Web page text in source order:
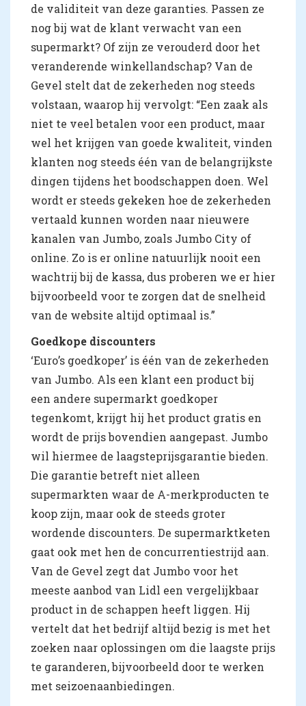
de validiteit van deze garanties. Passen ze
nog bij wat de klant verwacht van een
supermarkt? Of zijn ze verouderd door het
veranderende winkellandschap? Van de
Gevel stelt dat de zekerheden nog steeds
volstaan, waarop hij vervolgt: “Een zaak als
niet te veel betalen voor een product, maar
wel het krijgen van goede kwaliteit, vinden
klanten nog steeds één van de belangrijkste
dingen tijdens het boodschappen doen. Wel
wordt er steeds gekeken hoe de zekerheden
vertaald kunnen worden naar nieuwere
kanalen van Jumbo, zoals Jumbo City of
online. Zo is er online natuurlijk nooit een
wachtrij bij de kassa, dus proberen we er hier
bijvoorbeeld voor te zorgen dat de snelheid
van de website altijd optimaal is.”
Goedkope discounters
‘Euro’s goedkoper’ is één van de zekerheden
van Jumbo. Als een klant een product bij
een andere supermarkt goedkoper
tegenkomt, krijgt hij het product gratis en
wordt de prijs bovendien aangepast. Jumbo
wil hiermee de laagsteprijsgarantie bieden.
Die garantie betreft niet alleen
supermarkten waar de A-merkproducten te
koop zijn, maar ook de steeds groter
wordende discounters. De supermarktketen
gaat ook met hen de concurrentiestrijd aan.
Van de Gevel zegt dat Jumbo voor het
meeste aanbod van Lidl een vergelijkbaar
product in de schappen heeft liggen. Hij
vertelt dat het bedrijf altijd bezig is met het
zoeken naar oplossingen om die laagste prijs
te garanderen, bijvoorbeeld door te werken
met seizoenaanbiedingen.